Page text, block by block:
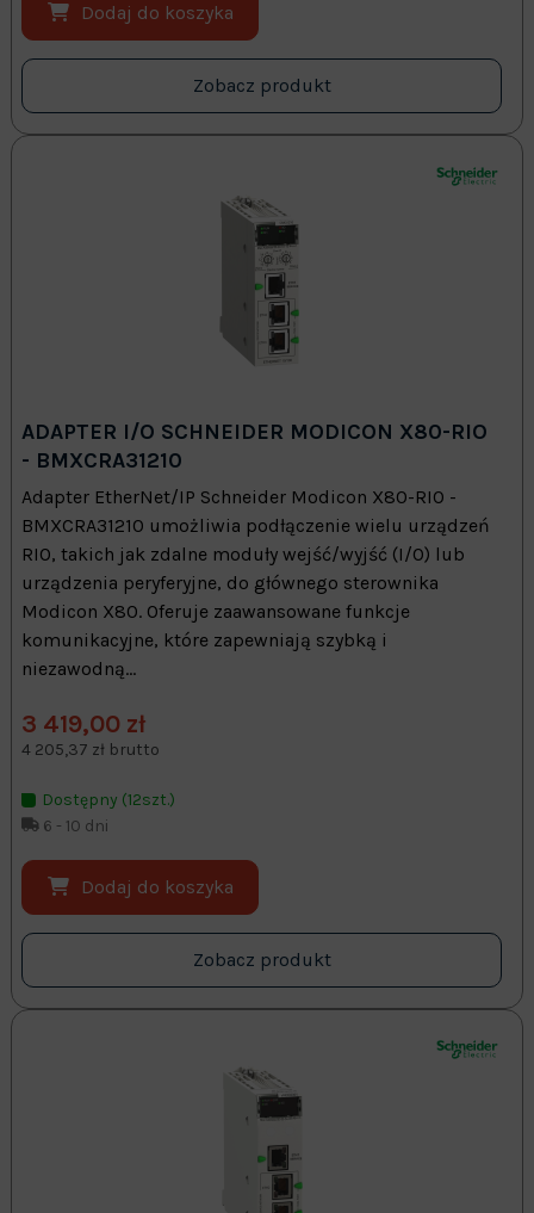
Dodaj do koszyka
Zobacz produkt
ADAPTER I/O SCHNEIDER MODICON X80-RIO
- BMXCRA31210
Adapter EtherNet/IP Schneider Modicon X80-RIO -
BMXCRA31210 umożliwia podłączenie wielu urządzeń
RIO, takich jak zdalne moduły wejść/wyjść (I/O) lub
urządzenia peryferyjne, do głównego sterownika
Modicon X80. Oferuje zaawansowane funkcje
komunikacyjne, które zapewniają szybką i
niezawodną...
3 419,00 zł
4 205,37 zł brutto
Dostępny (12szt.)
6 - 10 dni
Dodaj do koszyka
Zobacz produkt